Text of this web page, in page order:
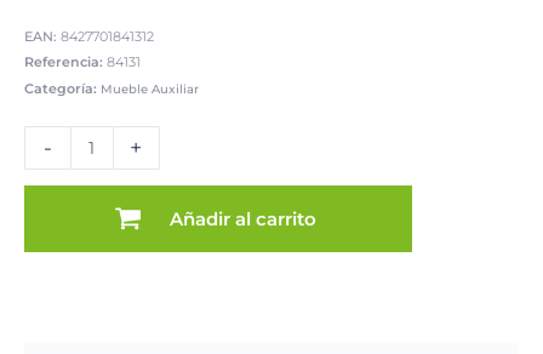
EAN: 8427701841312
Referencia: 84131
Categoría: Mueble Auxiliar
-
ASIENTO
ACOLCHADO
+
Añadir al carrito